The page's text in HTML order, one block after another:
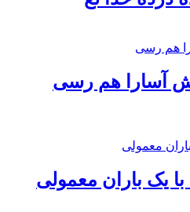
آسارا هم رسی
یک باران معمولی